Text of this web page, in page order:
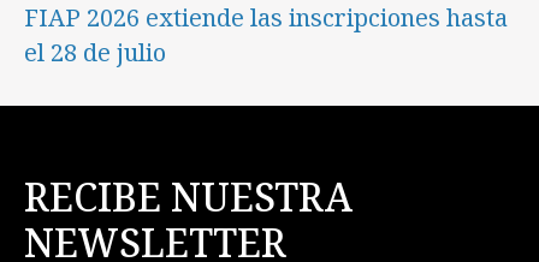
FIAP 2026 extiende las inscripciones hasta
el 28 de julio
RECIBE NUESTRA
NEWSLETTER